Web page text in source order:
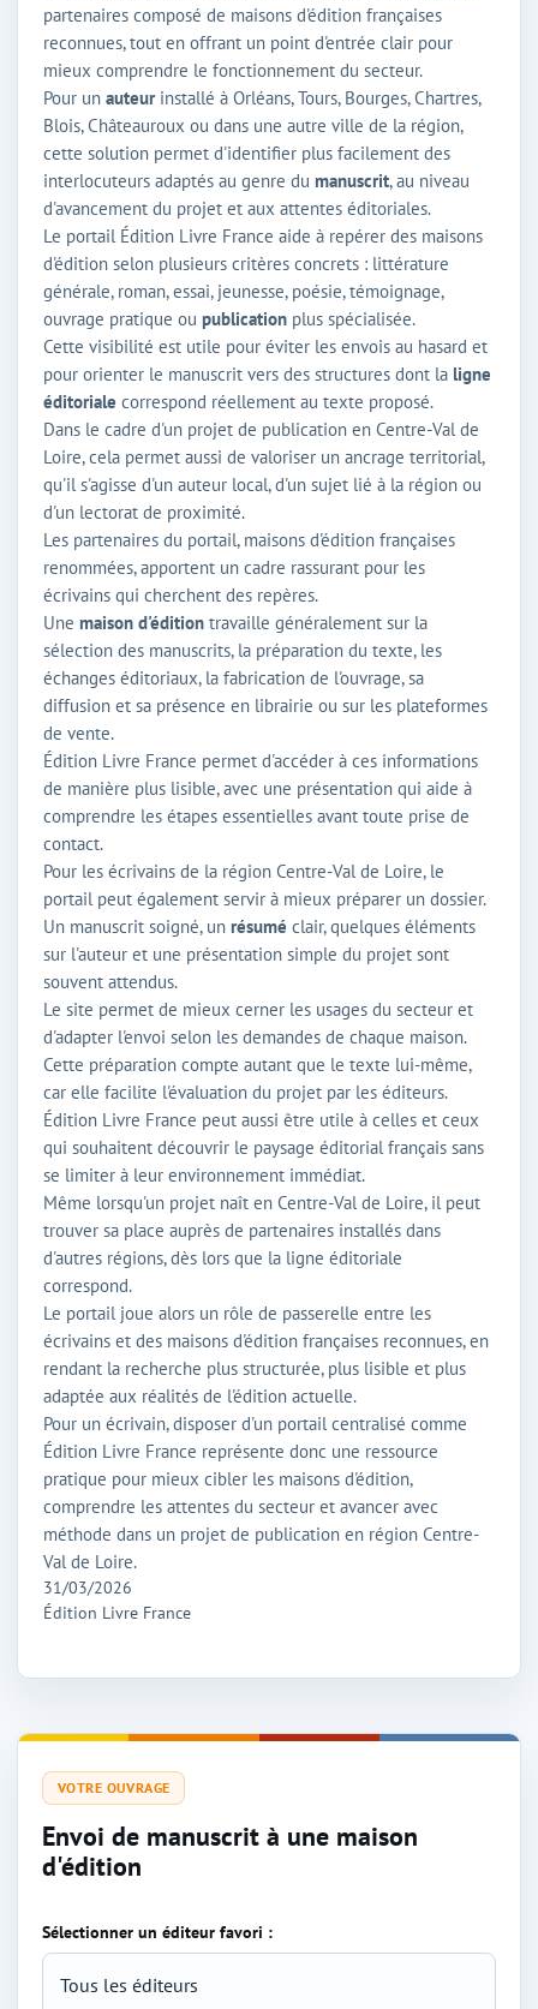
partenaires composé de maisons d'édition françaises
reconnues, tout en offrant un point d'entrée clair pour
mieux comprendre le fonctionnement du secteur.
Pour un auteurinstallé à Orléans, Tours, Bourges, Chartres,
Blois, Châteauroux ou dans une autre ville de la région,
cette solution permet d'identifier plus facilement des
interlocuteurs adaptés au genre du manuscrit, au niveau
d'avancement du projet et aux attentes éditoriales.
Le portail Édition Livre France aide à repérer des maisons
d'édition selon plusieurs critères concrets : littérature
générale, roman, essai, jeunesse, poésie, témoignage,
ouvrage pratique ou publication plus spécialisée.
Cette visibilité est utile pour éviter les envois au hasard et
pour orienter le manuscrit vers des structures dont la ligne
éditoriale correspond réellement au texte proposé.
Dans le cadre d'un projet de publication en Centre-Val de
Loire, cela permet aussi de valoriser un ancrage territorial,
qu'il s'agisse d'un auteur local, d'un sujet lié à la région ou
d'un lectorat de proximité.
Les partenaires du portail, maisons d'édition françaises
renommées, apportent un cadre rassurant pour les
écrivains qui cherchent des repères.
Une maison d'édition travaille généralement sur la
sélection des manuscrits, la préparation du texte, les
échanges éditoriaux, la fabrication de l'ouvrage, sa
diffusion et sa présence en librairie ou sur les plateformes
de vente.
Édition Livre France permet d'accéder à ces informations
de manière plus lisible, avec une présentation qui aide à
comprendre les étapes essentielles avant toute prise de
contact.
Pour les écrivains de la région Centre-Val de Loire, le
portail peut également servir à mieux préparer un dossier.
Un manuscrit soigné, un résumé clair, quelques éléments
sur l'auteur et une présentation simple du projet sont
souvent attendus.
Le site permet de mieux cerner les usages du secteur et
d'adapter l'envoi selon les demandes de chaque maison.
Cette préparation compte autant que le texte lui-même,
car elle facilite l'évaluation du projet par les éditeurs.
Édition Livre France peut aussi être utile à celles et ceux
qui souhaitent découvrir le paysage éditorial français sans
se limiter à leur environnement immédiat.
Même lorsqu'un projet naît en Centre-Val de Loire, il peut
trouver sa place auprès de partenaires installés dans
d'autres régions, dès lors que la ligne éditoriale
correspond.
Le portail joue alors un rôle de passerelle entre les
écrivains et des maisons d'édition françaises reconnues, en
rendant la recherche plus structurée, plus lisible et plus
adaptée aux réalités de l'édition actuelle.
Pour un écrivain, disposer d'un portail centralisé comme
Édition Livre France représente donc une ressource
pratique pour mieux cibler les maisons d'édition,
comprendre les attentes du secteur et avancer avec
méthode dans un projet de publication en région Centre-
Val de Loire.
31/03/2026
Édition Livre France
VOTRE OUVRAGE
Envoi de manuscrit à une maison
d'édition
Sélectionner un éditeur favori :